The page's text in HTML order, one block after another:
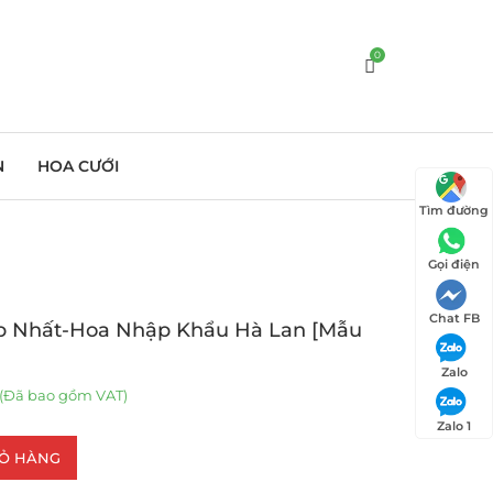
0
HOA CƯỚI
Nhất-Hoa Nhập Khẩu Hà Lan [Mẫu
(Đã bao gồm VAT)
HÀNG
Tìm đường
Gọi điện
Chat FB
Zalo
Zalo 1